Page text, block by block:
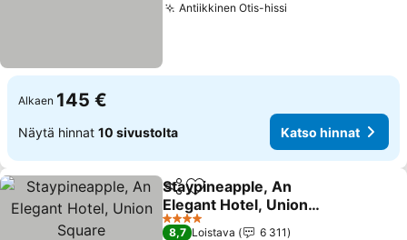
Antiikkinen Otis-hissi
Alkaen 145 €
Näytä hinnat 10 sivustolta Katso hinnat
Jaa Lisää suosikkeihin
Staypineapple, An
Elegant Hotel, Union
Square
4 Tähtiluokitus
8,7 Loistava
6 311